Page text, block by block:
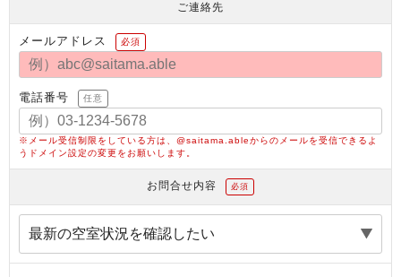
ご連絡先
メールアドレス 必須
電話番号 任意
※メール受信制限をしている方は、@saitama.ableからのメールを受信できるよ
うドメイン設定の変更をお願いします。
お問合せ内容 必須